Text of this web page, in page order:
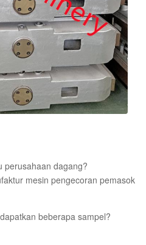
perusahaan dagang?
mesin pengecoran pemasok
beberapa sampel?